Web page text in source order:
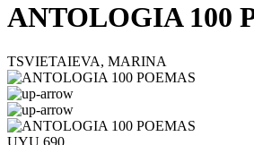
ANTOLOGIA 100
TSVIETAIEVA, MARINA
UYU 690